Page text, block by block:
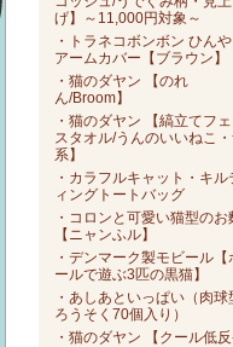
げ】～11,000円対象～
・トラネコボンボン ひんや
アームカバー【ブラウン】
・猫のダヤン 【のれ
ん/Broom】
・猫のダヤン 【縞立てフェ
スタオル/うんのいいねこ
系】
・カラフルキャット・キル
ィングトートバッグ
・コロンと可愛い猫型のお
【ニャンふル】
・デンマーク製モビール【
ールで遊ぶ3匹の黒猫】
・あしあといっぱい（肉球
ろうそく70個入り）
・猫のダヤン 【クール低